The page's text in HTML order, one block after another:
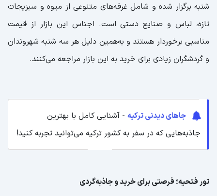
شنبه برگزار شده و شامل غرفه‌‌های متنوعی از میوه و سبزیجات
تازه، لباس و صنایع دستی است. اجناس این بازار از قیمت
مناسبی برخوردار هستند و به‌همین دلیل هر سه شنبه شهروندان
و گردشگران زیادی برای خرید به این بازار مراجعه می‌کنند.
جاهای دیدنی ترکیه - آشنایی کامل با بهترین
جاذبه‌هایی که در سفر به کشور ترکیه می‌توانید تجربه کنید!
تور فتحیه؛ فرصتی برای خرید و جاذبه‌گردی